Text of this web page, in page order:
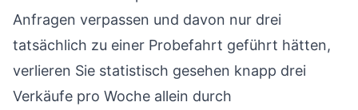
Anfragen verpassen und davon nur drei
tatsächlich zu einer Probefahrt geführt hätten,
verlieren Sie statistisch gesehen knapp drei
Verkäufe pro Woche allein durch